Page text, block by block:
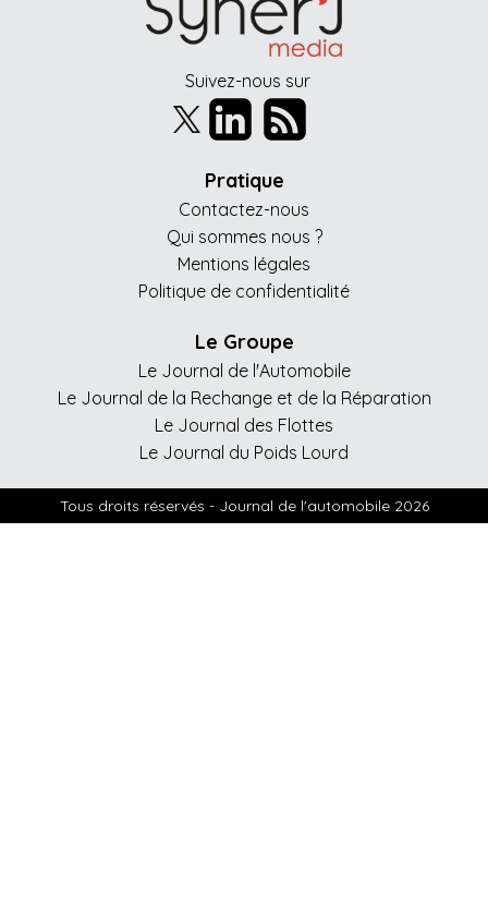
Suivez-nous sur
Pratique
Contactez-nous
Qui sommes nous ?
Mentions légales
Politique de confidentialité
Le Groupe
Le Journal de l'Automobile
Le Journal de la Rechange et de la Réparation
Le Journal des Flottes
Le Journal du Poids Lourd
Tous droits réservés - Journal de l'automobile 2026